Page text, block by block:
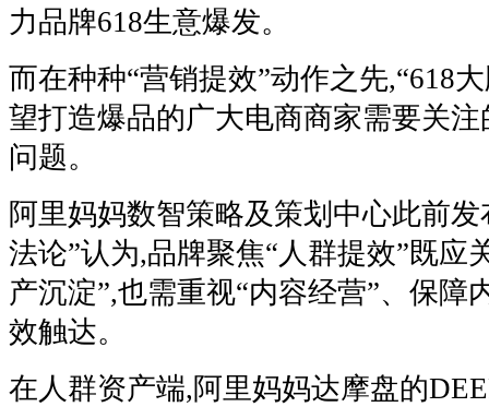
力品牌618生意爆发。
而在种种“营销提效”动作之先,“618
望打造爆品的广大电商商家需要关注
问题。
阿里妈妈数智策略及策划中心此前
法论”认为,品牌聚焦“人群提效”既应
产沉淀”,也需重视“内容经营”、保障
效触达。
在人群资产端,阿里妈妈达摩盘的